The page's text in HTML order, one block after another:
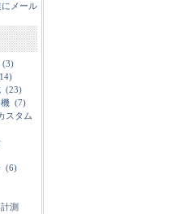
メール
(3)
(23)
(7)
スタム
(6)
測